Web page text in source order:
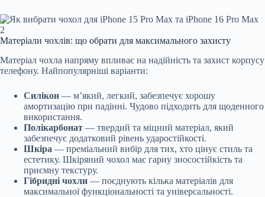
Матеріали чохлів: що обрати для максимального захисту
Матеріал чохла напряму впливає на надійність та захист корпусу
телефону. Найпопулярніші варіанти:
Силікон — м’який, легкий, забезпечує хорошу
амортизацію при падінні. Чудово підходить для щоденного
використання.
Полікарбонат — твердий та міцний матеріал, який
забезпечує додатковий рівень ударостійкості.
Шкіра — преміальний вибір для тих, хто цінує стиль та
естетику. Шкіряний чохол має гарну зносостійкість та
приємну текстуру.
Гібридні чохли — поєднують кілька матеріалів для
максимальної функціональності та універсальності.